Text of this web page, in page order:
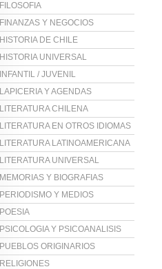
FILOSOFIA
FINANZAS Y NEGOCIOS
HISTORIA DE CHILE
HISTORIA UNIVERSAL
INFANTIL / JUVENIL
LAPICERIA Y AGENDAS
LITERATURA CHILENA
LITERATURA EN OTROS IDIOMAS
LITERATURA LATINOAMERICANA
LITERATURA UNIVERSAL
MEMORIAS Y BIOGRAFIAS
PERIODISMO Y MEDIOS
POESIA
PSICOLOGIA Y PSICOANALISIS
PUEBLOS ORIGINARIOS
RELIGIONES